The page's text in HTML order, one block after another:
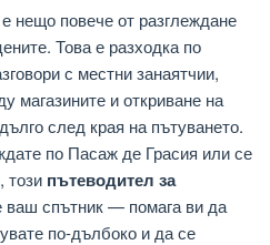
нещо повече от разглеждане
Това е разходка по
с местни занаятчии,
магазините и откриване на
след края на пътуването.
по Пасаж де Грасия или се
този пътеводител за
спътник — помага ви да
по-дълбоко и да се